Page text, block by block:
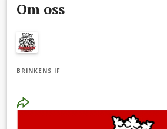
Om oss
BRINKENS IF